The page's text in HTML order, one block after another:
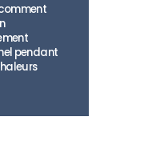
pendant